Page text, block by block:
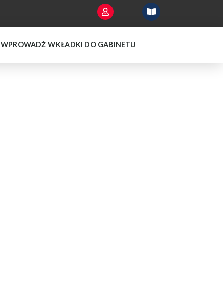
WPROWADŹ WKŁADKI DO GABINETU